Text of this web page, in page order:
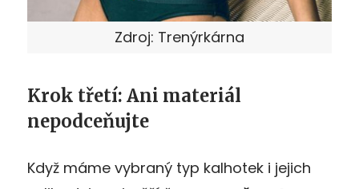
Zdroj: Trenýrkárna
Krok třetí: Ani materiál
nepodceňujte
Když máme vybraný typ kalhotek i jejich